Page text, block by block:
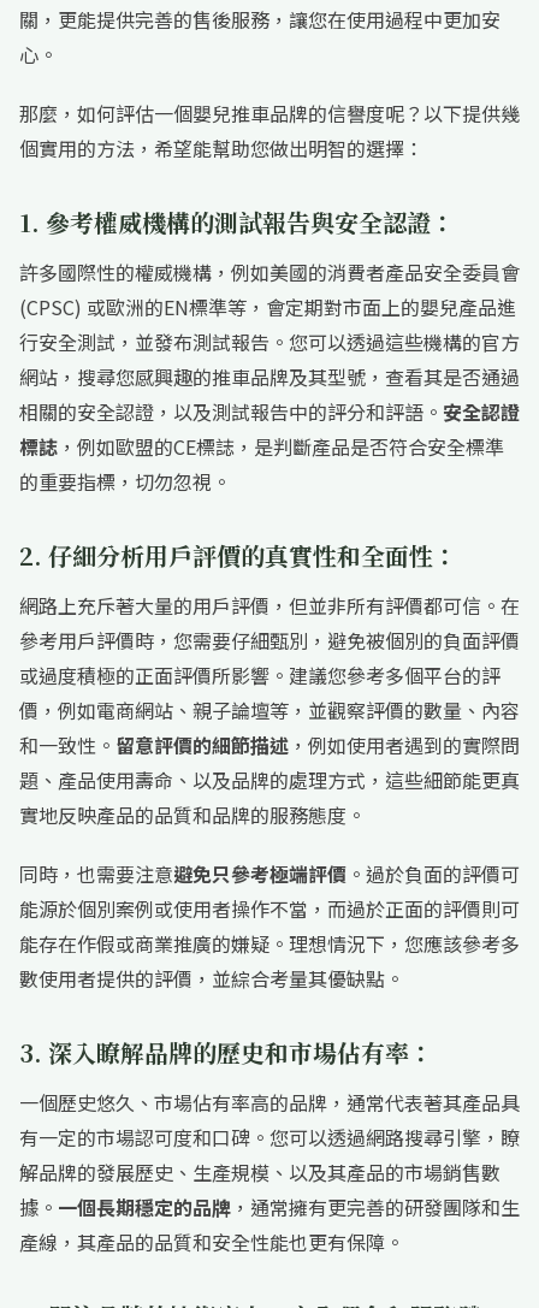
關，更能提供完善的售後服務，讓您在使用過程中更加安
心。
那麼，如何評估一個嬰兒推車品牌的信譽度呢？以下提供幾
個實用的方法，希望能幫助您做出明智的選擇：
1. 參考權威機構的測試報告與安全認證：
許多國際性的權威機構，例如美國的消費者產品安全委員會
(CPSC) 或歐洲的EN標準等，會定期對市面上的嬰兒產品進
行安全測試，並發布測試報告。您可以透過這些機構的官方
網站，搜尋您感興趣的推車品牌及其型號，查看其是否通過
相關的安全認證，以及測試報告中的評分和評語。 安全認證
標誌 ，例如歐盟的CE標誌，是判斷產品是否符合安全標準
的重要指標，切勿忽視。
2. 仔細分析用戶評價的真實性和全面性：
網路上充斥著大量的用戶評價，但並非所有評價都可信。在
參考用戶評價時，您需要仔細甄別，避免被個別的負面評價
或過度積極的正面評價所影響。建議您參考多個平台的評
價，例如電商網站、親子論壇等，並觀察評價的數量、內容
和一致性。 留意評價的細節描述 ，例如使用者遇到的實際問
題、產品使用壽命、以及品牌的處理方式，這些細節能更真
實地反映產品的品質和品牌的服務態度。
同時，也需要注意避免只參考極端評價 。過於負面的評價可
能源於個別案例或使用者操作不當，而過於正面的評價則可
能存在作假或商業推廣的嫌疑。理想情況下，您應該參考多
數使用者提供的評價，並綜合考量其優缺點。
3. 深入瞭解品牌的歷史和市場佔有率：
一個歷史悠久、市場佔有率高的品牌，通常代表著其產品具
有一定的市場認可度和口碑。您可以透過網路搜尋引擎，瞭
解品牌的發展歷史、生產規模、以及其產品的市場銷售數
據。 一個長期穩定的品牌 ，通常擁有更完善的研發團隊和生
產線，其產品的品質和安全性能也更有保障。